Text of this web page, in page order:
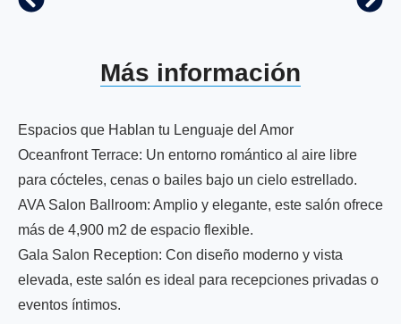
Más información
Espacios que Hablan tu Lenguaje del Amor
Oceanfront Terrace: Un entorno romántico al aire libre
para cócteles, cenas o bailes bajo un cielo estrellado.
AVA Salon Ballroom: Amplio y elegante, este salón ofrece
más de 4,900 m2 de espacio flexible.
Gala Salon Reception: Con diseño moderno y vista
elevada, este salón es ideal para recepciones privadas o
eventos íntimos.